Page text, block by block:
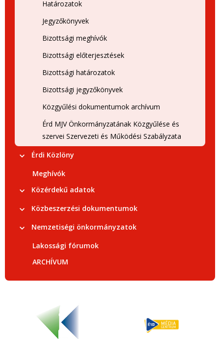
Határozatok
Jegyzőkönyvek
Bizottsági meghívók
Bizottsági előterjesztések
Bizottsági határozatok
Bizottsági jegyzőkönyvek
Közgyűlési dokumentumok archívum
Érd MJV Önkormányzatának Közgyűlése és
szervei Szervezeti és Működési Szabályzata
Érdi Közlöny
Meghívók
Közérdekű adatok
Közbeszerzési dokumentumok
Nemzetiségi önkormányzatok
Lakossági fórumok
ARCHÍVUM